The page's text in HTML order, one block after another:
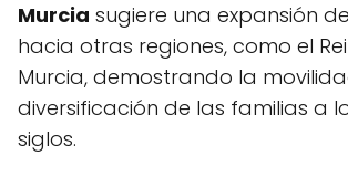
Murcia sugiere una expansión
hacia otras regiones, como el
Murcia, demostrando la
diversificación de las familias a
siglos.